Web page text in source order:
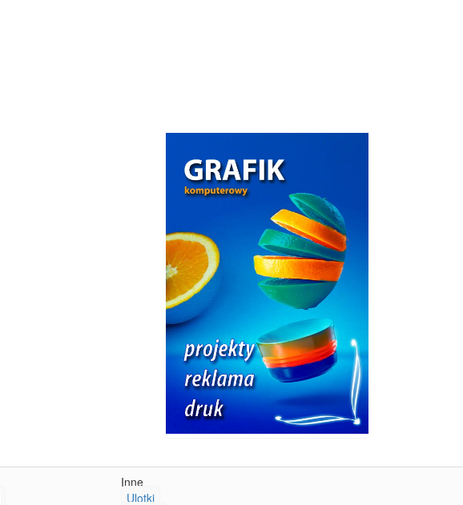
Inne
Ulotki